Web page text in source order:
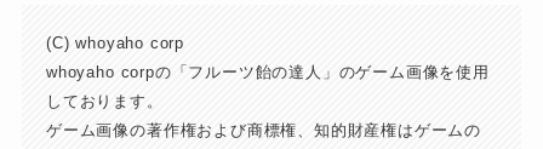
(C) whoyaho corp
whoyaho corpの「フルーツ飴の達人」のゲーム画像を使用
しております。
ゲーム画像の著作権および商標権、知的財産権はゲームの